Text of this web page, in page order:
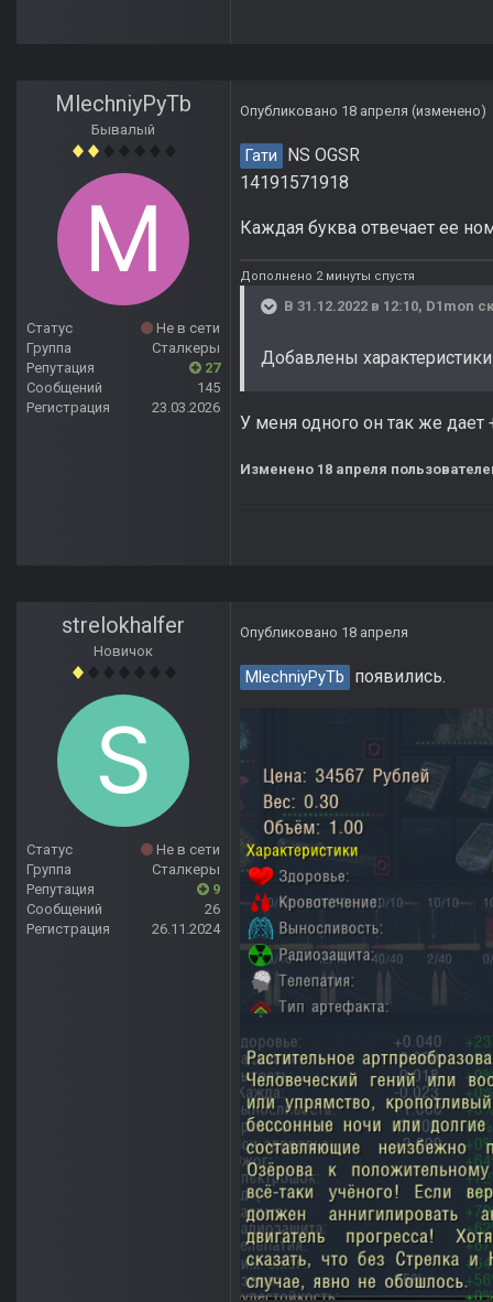
MlechniyPyTb
Бывалый
Статус
Не в сети
Группа
Сталкеры
Репутация
27
Сообщений
145
Регистрация
23.03.2026
Опубликовано 18 апреля (изменено)
Гати
NS OGSR
14191571918
Каждая буква отвечает ее
Дополнено 2 минуты спустя
В 31.12.2022 в 12:10, D1mon
Добавлены
У меня одного он так же дает
Изменено 18 апреля
strelokhalfer
Новичок
Статус
Не в сети
Группа
Сталкеры
Репутация
9
Сообщений
26
Регистрация
26.11.2024
Опубликовано 18 апреля
MlechniyPyTb появились.